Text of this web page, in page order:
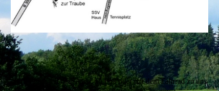
Sie können mit dem Auto, zu Fuß oder mit dem Fahrrad zu uns